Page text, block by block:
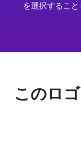
を選択すること
このロ